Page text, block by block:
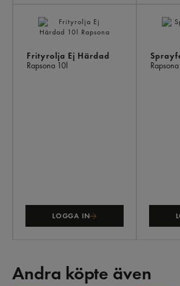
Frityrolja Ej Härdad
Rapsona 10l
LOGGA IN
Rapsona
Andra köpte även